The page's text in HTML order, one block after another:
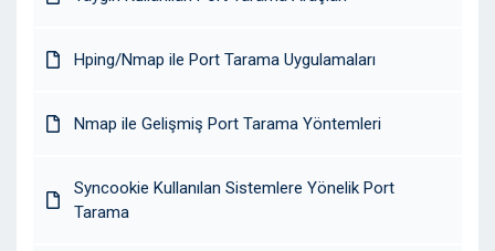
Hping/Nmap ile Port Tarama Uygulamaları
Nmap ile Gelişmiş Port Tarama Yöntemleri
Syncookie Kullanılan Sistemlere Yönelik Port
Tarama